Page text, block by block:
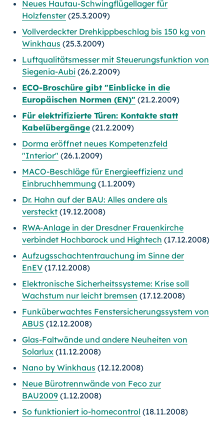
Neues Hautau-Schwingflügellager für
Holzfenster(25.3.2009)
Vollverdeckter Drehkippbeschlag bis 150 kg von
Winkhaus (25.3.2009)
Luftqualitätsmesser mit Steuerungsfunktion von
Siegenia-Aubi (26.2.2009)
ECO-Broschüre gibt "Einblicke in die
Europäischen Normen (EN)" (21.2.2009)
Für elektrifizierte Türen: Kontakte statt
Kabelübergänge (21.2.2009)
Dorma eröffnet neues Kompetenzfeld
"Interior" (26.1.2009)
MACO-Beschläge für Energieeffizienz und
Einbruchhemmung (1.1.2009)
Dr. Hahn auf der BAU: Alles andere als
versteckt (19.12.2008)
RWA-Anlage in der Dresdner Frauenkirche
verbindet Hochbarock und Hightech (17.12.2008)
Aufzugsschachtentrauchung im Sinne der
EnEV (17.12.2008)
Elektronische Sicherheitssysteme: Krise soll
Wachstum nur leicht bremsen (17.12.2008)
Funküberwachtes Fenstersicherungssystem von
ABUS (12.12.2008)
Glas-Faltwände und andere Neuheiten von
Solarlux (11.12.2008)
Nano by Winkhaus (12.12.2008)
Neue Bürotrennwände von Feco zur
BAU2009 (1.12.2008)
So funktioniert io-homecontrol (18.11.2008)